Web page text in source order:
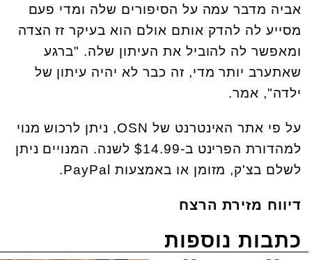
אביה מדבר עמה על הסיפורים שלה ומדי פעם
מסייע לה להדק אותם אולם הוא בעיקר זז הצדה
ומאפשר לה להוביל את העיתון שלה. "ברגע
שאתערב יותר מדי, זה כבר לא יהיה עיתון של
ילדה", אמר.
על פי אתר האינטרנט של OSN, ניתן לרכוש מנוי
למהדורת הפרינט ב-$14.99 לשנה. המנויים ניתן
לשלם בצ'ק, מזומן או באמצעות PayPal.
דיווח מזירת הרצח
כתבות נוספות